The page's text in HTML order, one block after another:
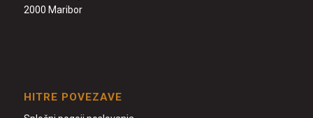
2000 Maribor
HITRE POVEZAVE